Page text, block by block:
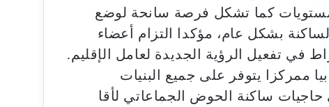
كما تشكل فرصة سانحة لوضع
بشكل عام، مؤكدا التزام أعضاء
في تفعيل الرؤية الجديدة لعامل الإقليم.
ممركزا يتوفر على جميع البنيات
حاجيات ساكنة الحوض الجماعاتي لأقا